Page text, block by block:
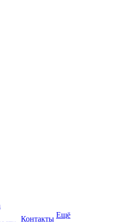
Контакты Ещё